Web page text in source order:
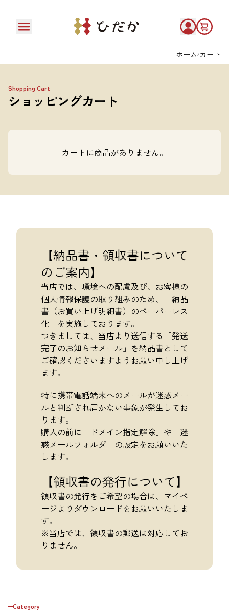
ホーム カート
Shopping Cart
ショッピングカート
カートに商品がありません。
【納品書・領収書について
のご案内】
当店では、環境への配慮及び、お客様の
個人情報保護の取り組みのため、「納品
書（お買い上げ明細書）のペーパーレス
化」を実施しております。
つきましては、当店より送信する「発送
完了のお知らせメール」を納品書として
ご確認くださいますようお願い申し上げ
ます。
特に携帯電話端末へのメールが迷惑メー
ルと判断され届かない事象が発生してお
ります。
購入の前に「ドメイン指定解除」や「迷
惑メールフォルダ」の設定をお願いいた
します。
【領収書の発行について】
領収書の発行をご希望の場合は、マイペ
ージよりダウンロードをお願いいたしま
す。
※当店では、領収書の郵送は対応してお
りません。
Category